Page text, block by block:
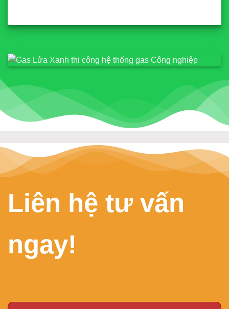
Liên hệ tư vấn
ngay!